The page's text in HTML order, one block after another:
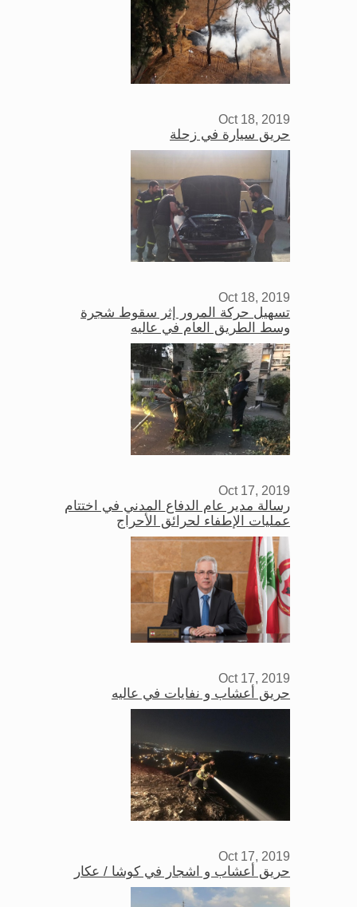
Oct 18, 2019
حريق سيارة في زحلة
Oct 18, 2019
تسهيل حركة المرور إثر سقوط شجرة
وسط الطريق العام في عاليه
Oct 17, 2019
رسالة مدير عام الدفاع المدني في اختتام
عمليات الإطفاء لحرائق الأحراج
Oct 17, 2019
حريق أعشاب و نفايات في عاليه
Oct 17, 2019
حريق أعشاب و اشجار في كوشا / عكار